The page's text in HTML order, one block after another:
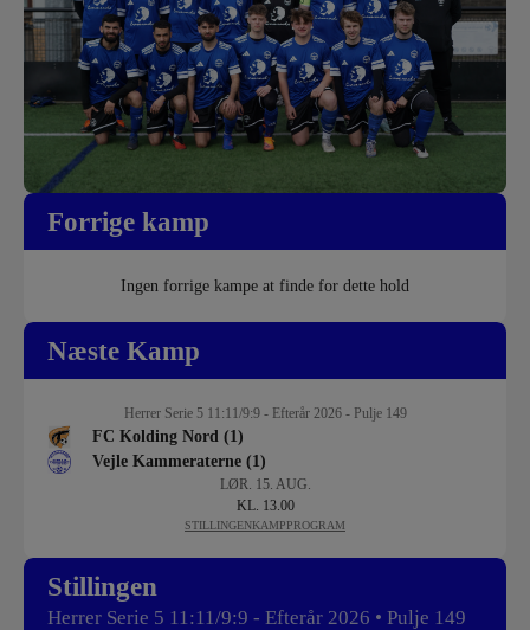
Forrige kamp
Ingen forrige kampe at finde for dette hold
Næste Kamp
Herrer Serie 5 11:11/9:9 - Efterår 2026 - Pulje 149
FC Kolding Nord (1)
LØR. 15. AUG.
KL. 13.00
Vejle Kammeraterne (1)
STILLINGENKAMPPROGRAM
Stillingen
Herrer Serie 5 11:11/9:9 - Efterår 2026 • Pulje 149